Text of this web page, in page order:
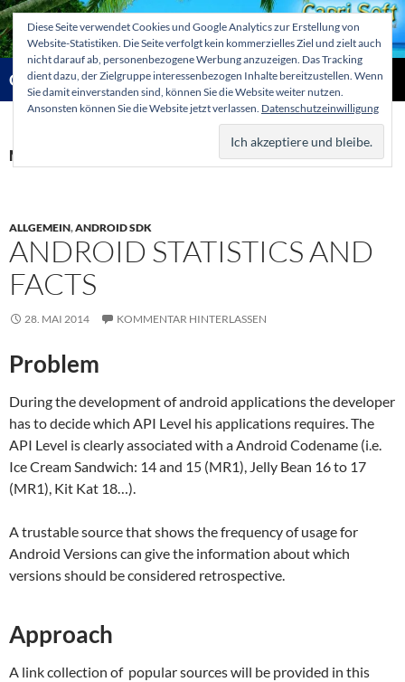
Zum
Inhalt
springen
Capri-Soft Knowledge database
Suchen
MENÜ
Monatsarchiv: Mai 2014
ALLGEMEIN,ANDROID SDK
ANDROID STATISTICS AND
FACTS
28. MAI 2014 KOMMENTAR HINTERLASSEN
Problem
During the development of android applications the developer
has to decide which API Level his applications requires. The
API Level is clearly associated with a Android Codename (i.e.
Ice Cream Sandwich: 14 and 15 (MR1), Jelly Bean 16 to 17
(MR1), Kit Kat 18…).
A trustable source that shows the frequency of usage for
Android Versions can give the information about which
versions should be considered retrospective.
Approach
A link collection of popular sources will be provided in this
Diese Seite verwendet Cookies und Google Analytics zur Erstellung von
Website-Statistiken. Die Seite verfolgt kein kommerzielles Ziel und zielt auch
nicht darauf ab, personenbezogene Werbung anzuzeigen. Das Tracking
dient dazu, der Zielgruppe interessenbezogen Inhalte bereitzustellen. Wenn
Sie damit einverstanden sind, können Sie die Website weiter nutzen.
Ansonsten können Sie die Website jetzt verlassen. Datenschutzeinwilligung